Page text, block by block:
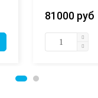
81000 руб